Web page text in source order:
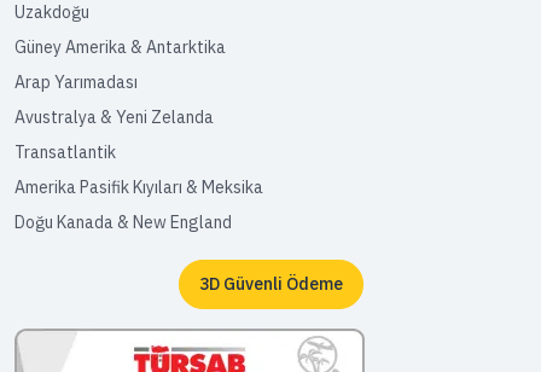
Uzakdoğu
Güney Amerika & Antarktika
Arap Yarımadası
Avustralya & Yeni Zelanda
Transatlantik
Amerika Pasifik Kıyıları & Meksika
Doğu Kanada & New England
3D Güvenli Ödeme